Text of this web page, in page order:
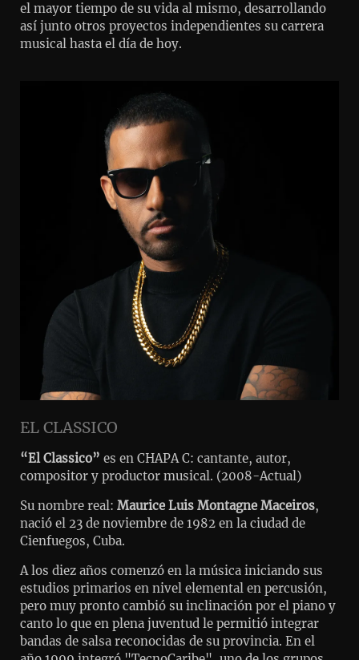
el mayor tiempo de su vida al mismo, desarrollando
así junto otros proyectos independientes su carrera
musical hasta el día de hoy.
EL CLASSICO
“El Classico” es en CHAPA C: cantante, autor,
compositor y productor musical. (2008-Actual)
Su nombre real: Maurice Luis Montagne Maceiros,
nació el 23 de noviembre de 1982 en la ciudad de
Cienfuegos, Cuba.
A los diez años comenzó en la música iniciando sus
estudios primarios en nivel elemental en percusión,
pero muy pronto cambió su inclinación por el piano y
canto lo que en plena juventud le permitió integrar
bandas de salsa reconocidas de su provincia. En el